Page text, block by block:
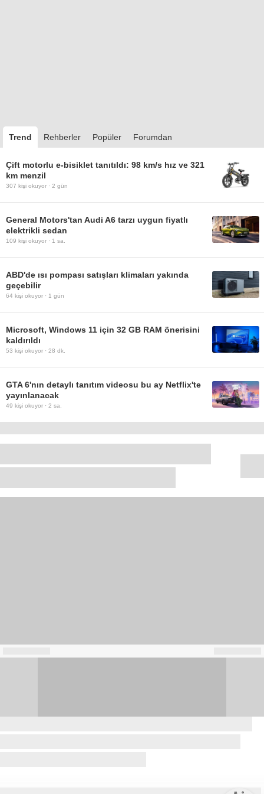
Trend Rehberler Popüler Forumdan
Çift motorlu e-bisiklet tanıtıldı: 98 km/s hız ve 321
km menzil
307 kişi okuyor · 2 gün
General Motors'tan Audi A6 tarzı uygun fiyatlı
elektrikli sedan
109 kişi okuyor · 1 sa.
ABD'de ısı pompası satışları klimaları yakında
geçebilir
64 kişi okuyor · 1 gün
Microsoft, Windows 11 için 32 GB RAM önerisini
kaldırıldı
53 kişi okuyor · 28 dk.
GTA 6'nın detaylı tanıtım videosu bu ay Netflix'te
yayınlanacak
49 kişi okuyor · 2 sa.